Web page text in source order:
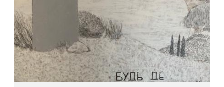
українською як «гомін років». Не пов’язує
власне ім’я з відомим шекспірівським
героєм і не любить, коли його нарікають
«українським Бенксі».
Вибрані персональні виставки: